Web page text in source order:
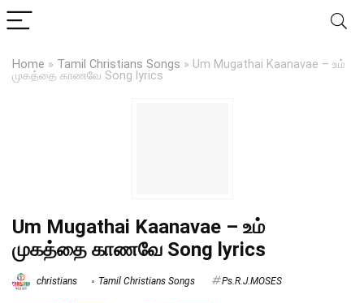
Home » Tamil Christians Songs » Um Mugathai Kaanavae – உம்
முகத்தை காணவே Song lyrics
Um Mugathai Kaanavae – உம்
முகத்தை காணவே Song lyrics
christians Tamil Christians Songs Ps.R.J.MOSES